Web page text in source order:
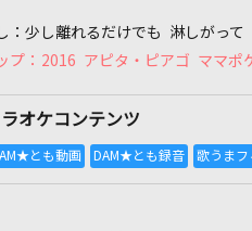
少し離れるだけでも 淋しがって
2016 アピタ・ピアゴ ママポ
オケコンテンツ